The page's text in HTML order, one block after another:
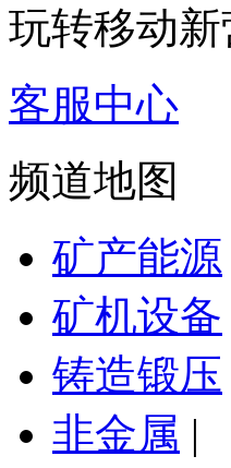
玩转移动新
客服中心
频道地图
矿产能源
矿机设备
铸造锻压
非金属 |